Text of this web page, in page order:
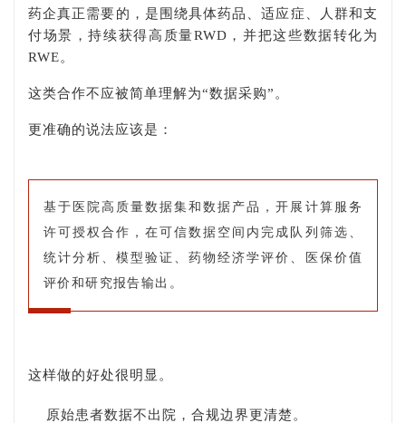
药企真正需要的，是围绕具体药品、适应症、人群和支
付场景，持续获得高质量RWD，并把这些数据转化为
RWE。
这类合作不应被简单理解为“数据采购”。
更准确的说法应该是：
基于医院高质量数据集和数据产品，开展计算服务
许可授权合作，在可信数据空间内完成队列筛选、
统计分析、模型验证、药物经济学评价、医保价值
评价和研究报告输出。
这样做的好处很明显。
原始患者数据不出院，合规边界更清楚。